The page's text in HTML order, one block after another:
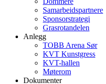
Samarbeidspartnere
Sponsorstrategi
Grasrotandelen
Anlegg
TOBB Arena Sør
KVT Kunstgress
KVT-hallen
Møterom
Dokumenter